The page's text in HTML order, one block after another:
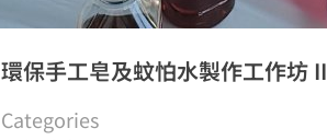
環保手工皂及蚊怕水製作工作坊 II
Categories